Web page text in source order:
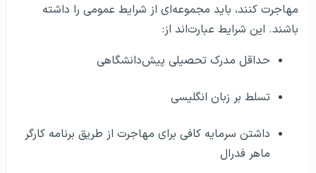
مهاجرت کنند، باید مجموعه‌ای از شرایط عمومی را داشته
باشند. این شرایط عبارت‌اند از:
حداقل مدرک تحصیلی پیش‌دانشگاهی
تسلط بر زبان انگلیسی
داشتن سرمایه‌ کافی برای مهاجرت از طریق برنامه‌ کارگر
ماهر فدرال